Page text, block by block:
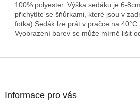
100% polyester. Výška sedáku je 6-
přichytíte se šňůrkami, které jsou v
fotka) Sedák lze prát v pračce na
Vyobrazení barev se může mírně lišit
Informace pro vás